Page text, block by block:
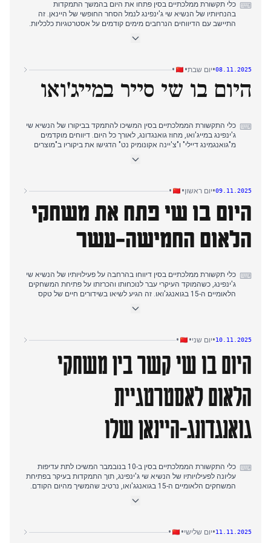
⌨ כלי תקשורת ממלכתיים בסין פתחו את היום בהמשך התמקדות
בהנחיותיו של הנשיא שי ג'ינפינג לנמל הסחר החופשי של היינאן. זה
התיישב עם הדיווחים הנרחבים מימים קודמים על אסטרטגיות כלכליות.
המטוסים הראשונה של סין בעלת מעוט אלקטרומגנטי, הפוג'יין, כשנשיא
של סין ל"עידן של שלוש נושאות מטוסים". מאוחר יותר אחר הצהריים, כלי
תקשורת ממלכתיים דיווחו על סיור הבדיקה של שי ג'ינפינג במייג'ואו,
מחוז גואנגדונג.
08.11.2025
•יום שבת•
•
היום בו שי סייר במייג'ואו
⌨ כלי התקשורת הממלכתיים בסין המשיכו להתמקד בביקורו של הנשיא שי
ג'ינפינג במייג'ואו, מחוז גואנגדונג, לאורך כל היום. דיווחים מוקדמים
מ"גואנגמינג דיילי" ו"צ'יינה אקונומיק נט" הדגישו את ביקוריו ב"מוצרים
על השקת נושאת המטוסים פוג'יאן ביום הקודם, כלי תקשורת ממלכתיים,
נרטיב זה חוזק באופן עקבי בכלי תקשורת רבים במהלך הבוקר ועד תחילת
בטקס פתיחת המשחקים הלאומיים.
09.11.2025
•יום ראשון•
•
היום בו שי פתח את משחקי
הלאום החמישה-עשר
⌨ כלי תקשורת ממלכתיים בסין דיווחו בהרחבה על פעילויותיו של הנשיא שי
ג'ינפינג, כשהמוקד העיקרי עבר לנוכחותו והכרזתו על פתיחת המשחקים
הלאומיים ה-15 בגואנגג'ואו. זה הגיע לשיאו בשידורים חיים של טקס
הבינלאומי. נרטיב זה התבסס על דיווחים קודמים על סיור הבדיקה שלו
פוג'יאן וחששות מצמצום תרבותי, בעוד כלי תקשורת עצמאיים דנו
10.11.2025
•יום שני•
•
היום בו שי קשר בין משחקי
הלאום לאסטרטגיית
גואנגדונג-היינאן שלו
⌨
כלי התקשורת הממלכתיים בסין ב-10 בנובמבר המשיכו לתת עדיפות
עליונה לפעילויותיו של הנשיא שי ג'ינפינג, תוך התמקדות בעיקר בפתיחת
המשחקים הלאומיים ה-15 בגואנגג'ואו, נרטיב שהמשיך מהיום הקודם.
חזונו ל"מעצמת ספורט". במקביל, כלי התקשורת הממלכתיים שמרו על
החמש עשרה". כלי תקשורת עצמאיים דיווחו על התפתחויות סחר בין סין
11.11.2025
•יום שלישי•
•